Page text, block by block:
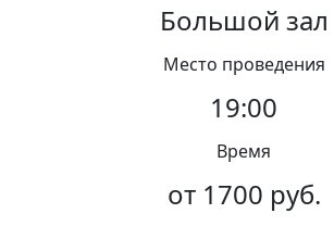
Большой зал
Место проведения
19:00
Время
от 1700 руб.